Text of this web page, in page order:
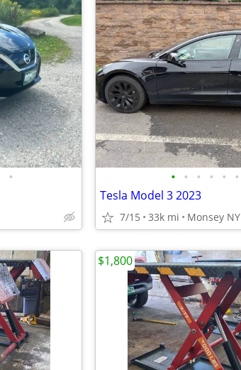
• • • • • • •
Tesla Model 3 2023
7/15 33k mi Monsey NY
$1,800